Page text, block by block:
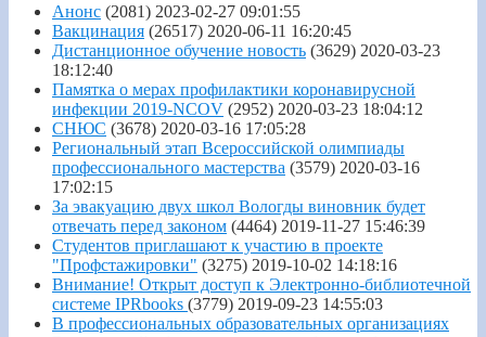
Анонс (2081) 2023-02-27 09:01:55
Вакцинация (26517) 2020-06-11 16:20:45
Дистанционное обучение новость (3629) 2020-03-23
18:12:40
Памятка о мерах профилактики коронавирусной
инфекции 2019-NCOV (2952) 2020-03-23 18:04:12
СНЮС (3678) 2020-03-16 17:05:28
Региональный этап Всероссийской олимпиады
профессионального мастерства (3579) 2020-03-16
17:02:15
За эвакуацию двух школ Вологды виновник будет
отвечать перед законом (4464) 2019-11-27 15:46:39
Студентов приглашают к участию в проекте
"Профстажировки" (3275) 2019-10-02 14:18:16
Внимание! Открыт доступ к Электронно-библиотечной
системе IPRbooks (3779) 2019-09-23 14:55:03
В профессиональных образовательных организациях